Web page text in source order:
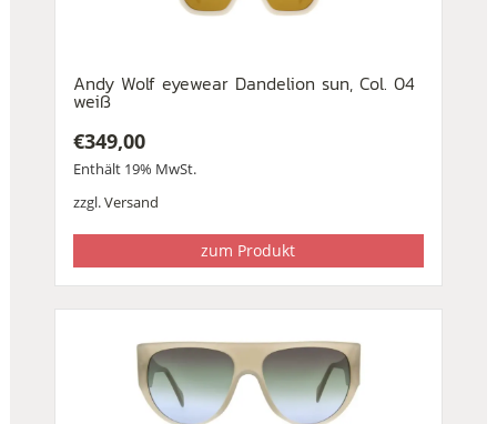
Andy Wolf eyewear Dandelion sun, Col. 04
weiß
€349,00
Enthält 19% MwSt.
zzgl.Versand
zum Produkt